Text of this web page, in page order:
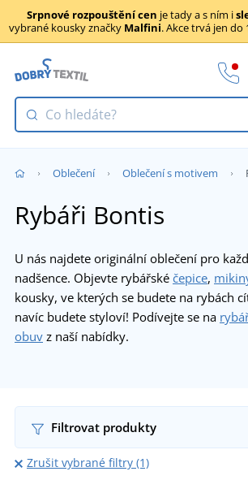
Srpnové rozpouštění cen je tady a s ním i
vybrané kousky značky Malfini. Akce trvá jen do
Oblečení Oblečení s motivem
Rybáři Bontis
U nás najdete originální oblečení pro
nadšence. Objevte rybářské čepice,
kousky, ve kterých se budete na rybách
navíc budete styloví! Podívejte se na
obuv z naší nabídky.
Filtrovat produkty
Zrušit vybrané filtry (1)